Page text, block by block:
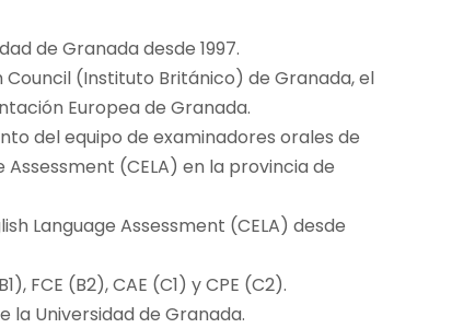
de Granada desde 1997.
(Instituto Británico) de Granada, el
Europea de Granada.
del equipo de examinadores orales de
Assessment (CELA) en la provincia de
Language Assessment (CELA) desde
FCE (B2), CAE (C1) y CPE (C2).
la Universidad de Granada.